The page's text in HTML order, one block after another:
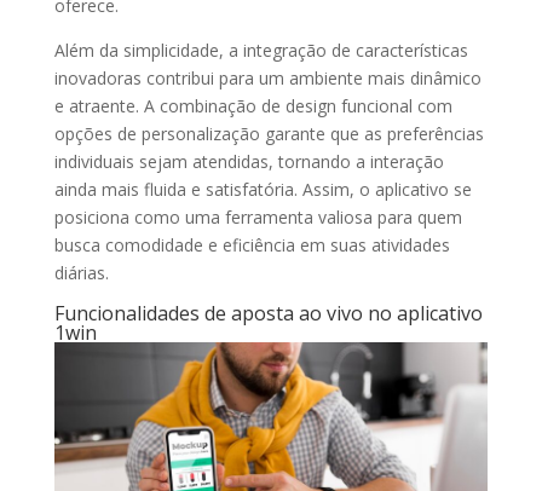
oferece.
Além da simplicidade, a integração de características
inovadoras contribui para um ambiente mais dinâmico
e atraente. A combinação de design funcional com
opções de personalização garante que as preferências
individuais sejam atendidas, tornando a interação
ainda mais fluida e satisfatória. Assim, o aplicativo se
posiciona como uma ferramenta valiosa para quem
busca comodidade e eficiência em suas atividades
diárias.
Funcionalidades de aposta ao vivo no aplicativo
1win